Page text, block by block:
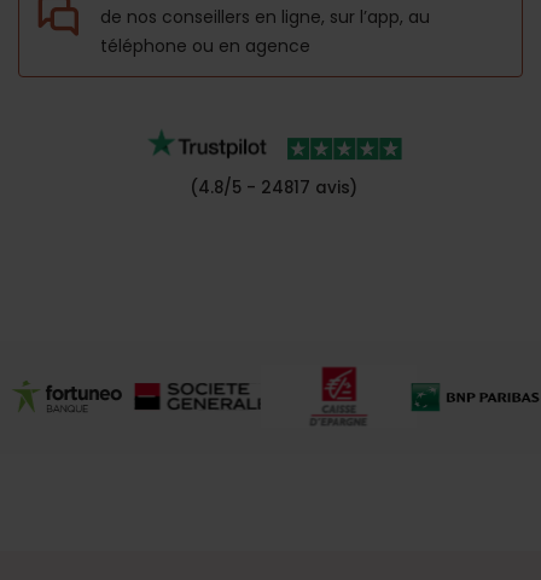
de nos conseillers en ligne, sur l’app, au
téléphone ou en agence
(4.8/5 - 24817 avis)